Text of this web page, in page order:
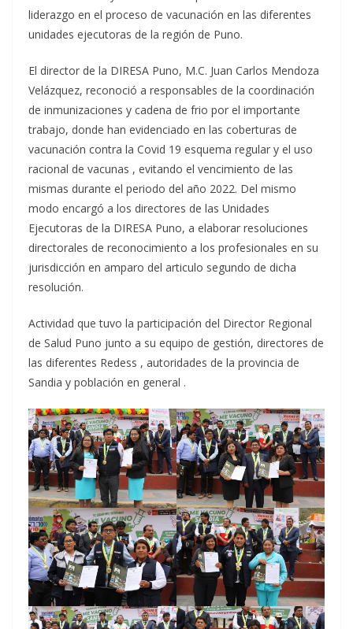
liderazgo en el proceso de vacunación en las diferentes
unidades ejecutoras de la región de Puno.
El director de la DIRESA Puno, M.C. Juan Carlos Mendoza
Velázquez, reconoció a responsables de la coordinación
de inmunizaciones y cadena de frio por el importante
trabajo, donde han evidenciado en las coberturas de
vacunación contra la Covid 19 esquema regular y el uso
racional de vacunas , evitando el vencimiento de las
mismas durante el periodo del año 2022. Del mismo
modo encargó a los directores de las Unidades
Ejecutoras de la DIRESA Puno, a elaborar resoluciones
directorales de reconocimiento a los profesionales en su
jurisdicción en amparo del articulo segundo de dicha
resolución.
Actividad que tuvo la participación del Director Regional
de Salud Puno junto a su equipo de gestión, directores de
las diferentes Redess , autoridades de la provincia de
Sandia y población en general .